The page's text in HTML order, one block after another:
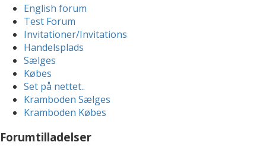
English forum
Test Forum
Invitationer/Invitations
Handelsplads
Sælges
Købes
Set på nettet..
Kramboden Sælges
Kramboden Købes
Forumtilladelser